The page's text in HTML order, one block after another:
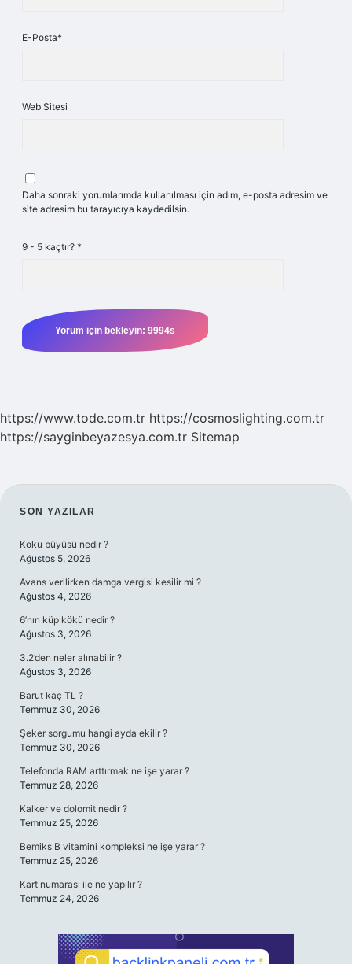
E-Posta*
Web Sitesi
Daha sonraki yorumlarımda kullanılması için adım, e-posta adresim ve
site adresim bu tarayıcıya kaydedilsin.
9 - 5 kaçtır? *
https://www.tode.com.tr https://cosmoslighting.com.tr
https://sayginbeyazesya.com.tr Sitemap
SIDEBAR
SON YAZILAR
Koku büyüsü nedir ?
Ağustos 5, 2026
Avans verilirken damga vergisi kesilir mi ?
Ağustos 4, 2026
6’nın küp kökü nedir ?
Ağustos 3, 2026
3.2’den neler alınabilir ?
Ağustos 3, 2026
Barut kaç TL ?
Temmuz 30, 2026
Şeker sorgumu hangi ayda ekilir ?
Temmuz 30, 2026
Telefonda RAM arttırmak ne işe yarar ?
Temmuz 28, 2026
Kalker ve dolomit nedir ?
Temmuz 25, 2026
Bemiks B vitamini kompleksi ne işe yarar ?
Temmuz 25, 2026
Kart numarası ile ne yapılır ?
Temmuz 24, 2026